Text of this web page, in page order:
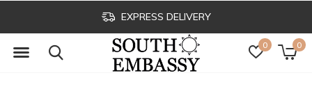
0 0
EXPRESS DELIVERY